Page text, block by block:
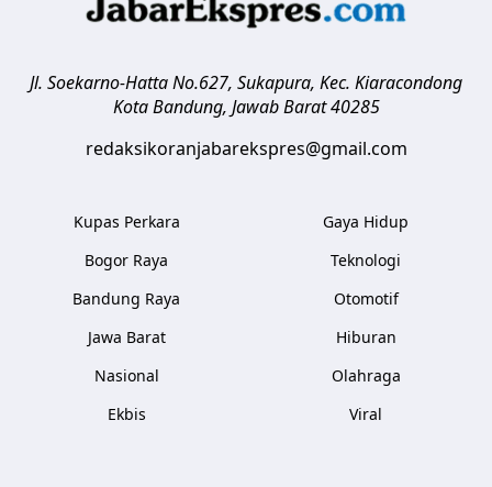
Jl. Soekarno-Hatta No.627, Sukapura, Kec. Kiaracondong
Kota Bandung, Jawab Barat 40285
redaksikoranjabarekspres@gmail.com
Kupas Perkara
Bogor Raya
Bandung Raya
Jawa Barat
Nasional
Ekbis
Gaya Hidup
Teknologi
Otomotif
Hiburan
Olahraga
Viral